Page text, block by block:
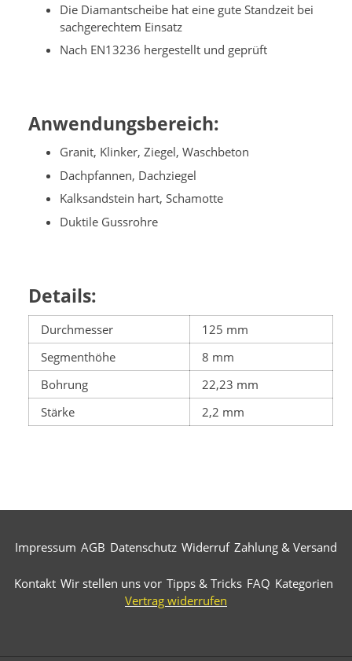
Die Diamantscheibe hat eine gute Standzeit bei
sachgerechtem Einsatz
Nach EN13236 hergestellt und geprüft
Anwendungsbereich:
Granit, Klinker, Ziegel, Waschbeton
Dachpfannen, Dachziegel
Kalksandstein hart, Schamotte
Duktile Gussrohre
Details:
Durchmesser
125 mm
Segmenthöhe
8 mm
Bohrung
22,23 mm
Stärke
2,2 mm
Impressum AGB Datenschutz Widerruf Zahlung & Versand
Kontakt Wir stellen uns vor Tipps & Tricks FAQ Kategorien
Vertrag widerrufen